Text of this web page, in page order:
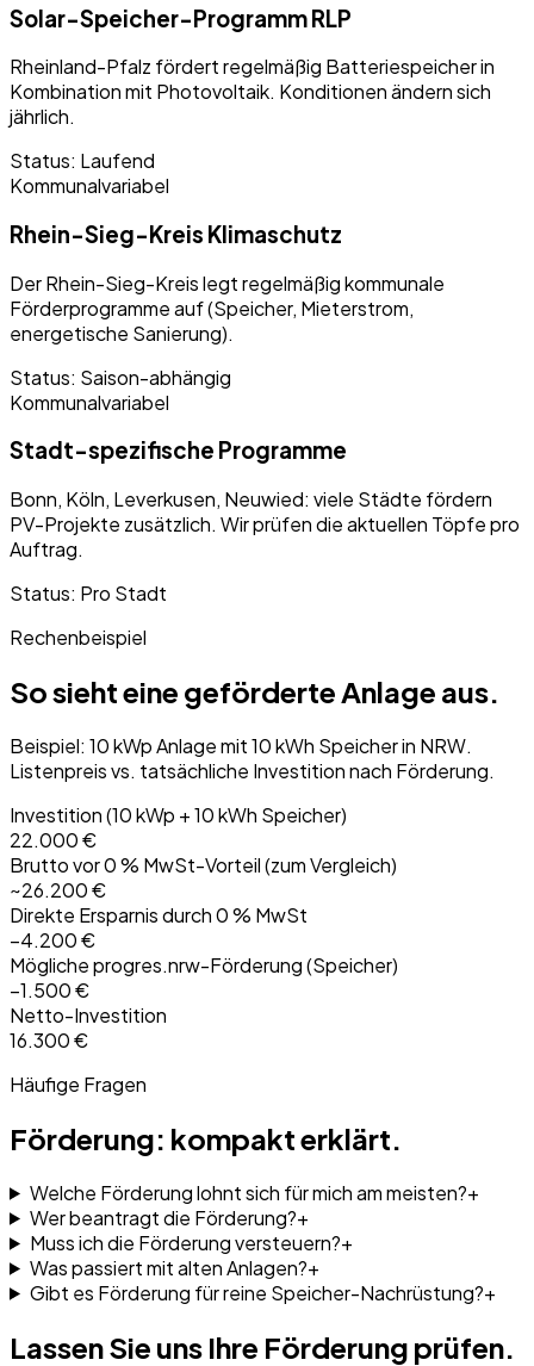
Solar-Speicher-Programm RLP
Rheinland-Pfalz fördert regelmäßig Batteriespeicher in
Kombination mit Photovoltaik. Konditionen ändern sich
jährlich.
Status: Laufend
Kommunalvariabel
Rhein-Sieg-Kreis Klimaschutz
Der Rhein-Sieg-Kreis legt regelmäßig kommunale
Förderprogramme auf (Speicher, Mieterstrom,
energetische Sanierung).
Status: Saison-abhängig
Kommunalvariabel
Stadt-spezifische Programme
Bonn, Köln, Leverkusen, Neuwied: viele Städte fördern
PV-Projekte zusätzlich. Wir prüfen die aktuellen Töpfe pro
Auftrag.
Status: Pro Stadt
Rechenbeispiel
So sieht eine geförderte Anlage aus.
Beispiel: 10 kWp Anlage mit 10 kWh Speicher in NRW.
Listenpreis vs. tatsächliche Investition nach Förderung.
Investition (10 kWp + 10 kWh Speicher)
22.000 €
Brutto vor 0 % MwSt-Vorteil (zum Vergleich)
~26.200 €
Direkte Ersparnis durch 0 % MwSt
−4.200 €
Mögliche progres.nrw-Förderung (Speicher)
−1.500 €
Netto-Investition
16.300 €
Häufige Fragen
Förderung: kompakt erklärt.
Welche Förderung lohnt sich für mich am meisten?+
Wer beantragt die Förderung?+
Muss ich die Förderung versteuern?+
Was passiert mit alten Anlagen?+
Gibt es Förderung für reine Speicher-Nachrüstung?+
Lassen Sie uns Ihre Förderung prüfen.